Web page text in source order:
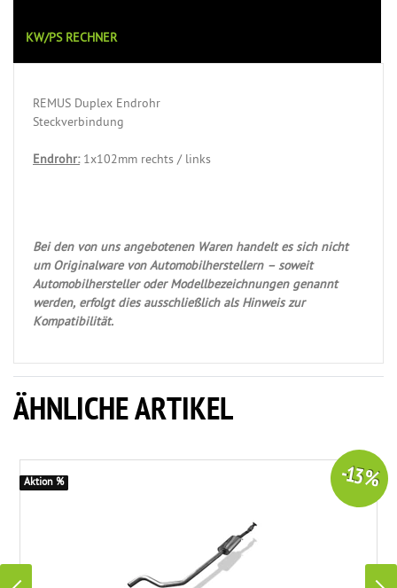
KW/PS RECHNER
REMUS Duplex Endrohr
Steckverbindung
Endrohr:1x102mm rechts / links
Bei den von uns angebotenen Waren handelt es sich nicht
um Originalware von Automobilherstellern – soweit
Automobilhersteller oder Modellbezeichnungen genannt
werden, erfolgt dies ausschließlich als Hinweis zur
Kompatibilität.
ÄHNLICHE ARTIKEL
-13 %
Aktion %